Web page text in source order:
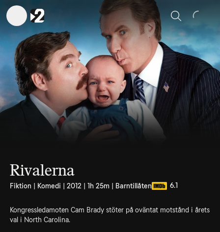
Sök
Rivalerna
Fiktion | Komedi | 2012 | 1h 25m | Barntillåten 6.1
Kongressledamoten Cam Brady stöter på oväntat motstånd i årets
val i North Carolina.